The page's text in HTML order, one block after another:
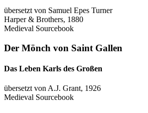
übersetzt von Samuel Epes Turner
Harper & Brothers, 1880
Medieval Sourcebook
Der Mönch von Saint Gallen
Das Leben Karls des Großen
übersetzt von A.J. Grant, 1926
Medieval Sourcebook